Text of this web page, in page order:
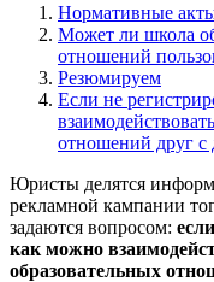
Нормативные
Может ли школа
отношений
Резюмируем
Если не
отношений друг с
Юристы делятся
рекламной кампании
задаются вопросом:
как можно
образовательных